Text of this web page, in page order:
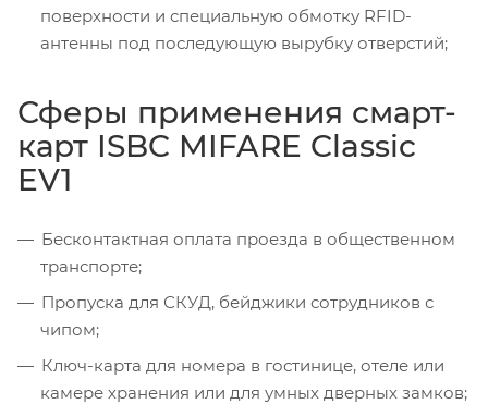
поверхности и специальную обмотку RFID-
антенны под последующую вырубку отверстий;
Сферы применения смарт-
карт ISBC MIFARE Classic
EV1
Бесконтактная оплата проезда в общественном
транспорте;
Пропуска для СКУД, бейджики сотрудников с
чипом;
Ключ-карта для номера в гостинице, отеле или
камере хранения или для умных дверных замков;